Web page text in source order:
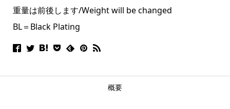
重量は前後します/Weight will be changed
BL＝Black Plating
概要